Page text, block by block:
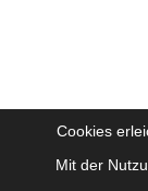
Cookies
Mit der